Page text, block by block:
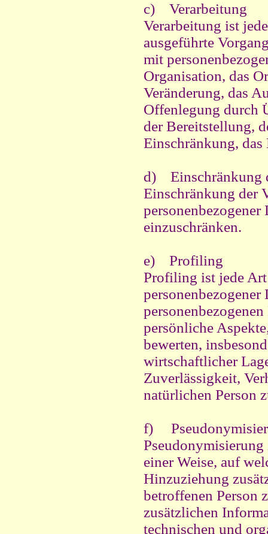
c) Verarbeitung
Verarbeitung ist
ausgeführte
mit
Organisation, das
Veränderung, das
Offenlegung durch
der Bereitstellung,
Einschränkung,
d) Einschränkung
Einschränkung der
einzuschränken.
e) Profiling
Profiling ist jede
personenbezogener
persönliche
bewerten,
wirtschaftlicher
Zuverlässigkeit,
natürlichen Person
f)
einer Weise, auf
Hinzuziehung
betroffenen Person
zusätzlichen
technischen und